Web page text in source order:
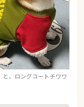
と、ロングコートチワワ